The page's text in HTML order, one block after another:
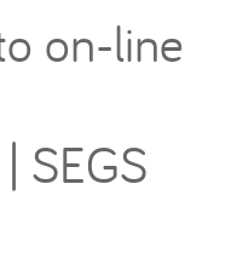
on-line
SEGS